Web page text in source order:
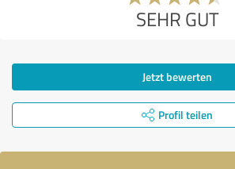
SEHR GUT
Jetzt bewerten
Profil teilen